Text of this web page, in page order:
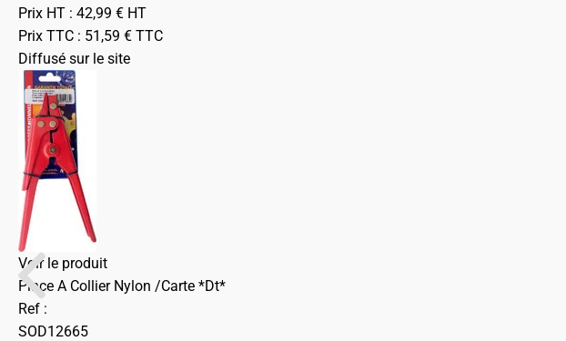
Prix HT : 42,99 € HT
Prix TTC : 51,59 € TTC
Diffusé sur le site
Voir le produit
Pince A Collier Nylon /Carte *Dt*
Ref :
SOD12665